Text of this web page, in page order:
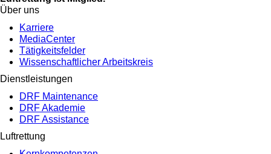
Über uns
Karriere
MediaCenter
Tätigkeitsfelder
Wissenschaftlicher Arbeitskreis
Dienstleistungen
DRF Maintenance
DRF Akademie
DRF Assistance
Luftrettung